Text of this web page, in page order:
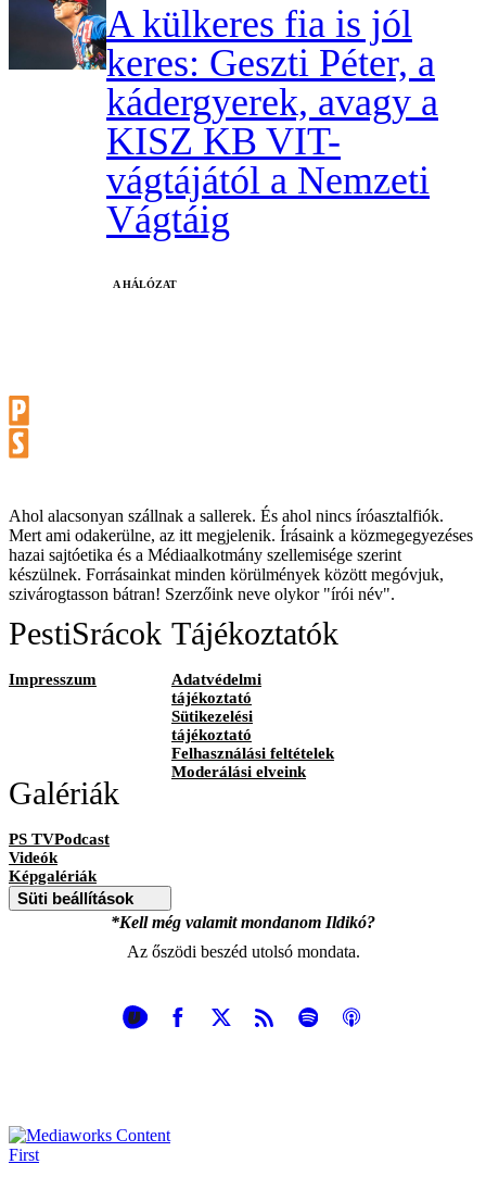
A külkeres fia is jól
keres: Geszti Péter, a
kádergyerek, avagy a
KISZ KB VIT-
vágtájától a Nemzeti
Vágtáig
A HÁLÓZAT
Ahol alacsonyan szállnak a sallerek. És ahol nincs íróasztalfiók.
Mert ami odakerülne, az itt megjelenik. Írásaink a közmegegyezéses
hazai sajtóetika és a Médiaalkotmány szellemisége szerint
készülnek. Forrásainkat minden körülmények között megóvjuk,
szivárogtasson bátran! Szerzőink neve olykor "írói név".
PestiSrácok
Impresszum
Tájékoztatók
Adatvédelmi
tájékoztató
Sütikezelési
tájékoztató
Felhasználási feltételek
Moderálási elveink
Galériák
PS TVPodcast
Videók
Képgalériák
Süti beállítások
*Kell még valamit mondanom Ildikó?
Az őszödi beszéd utolsó mondata.